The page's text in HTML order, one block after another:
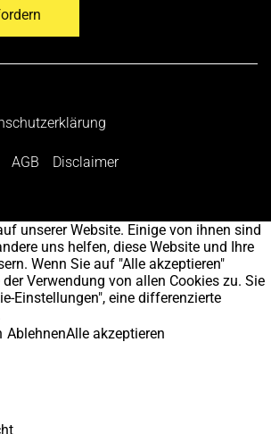
AGB Disclaimer
unserer Website. Einige von ihnen sind
uns helfen, diese Website und Ihre
Wenn Sie auf "Alle akzeptieren"
Verwendung von allen Cookies zu. Sie
Einstellungen", eine differenzierte
AblehnenAlle akzeptieren